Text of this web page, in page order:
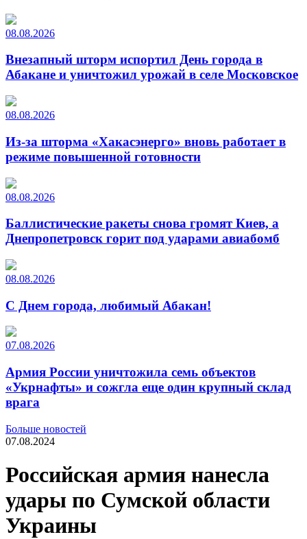
08.08.2026
Внезапный шторм испортил День города в
Абакане и уничтожил урожай в селе Московское
08.08.2026
Из-за шторма «Хакасэнерго» вновь работает в
режиме повышенной готовности
08.08.2026
Баллистические ракеты снова громят Киев, а
Днепропетровск горит под ударами авиабомб
08.08.2026
С Днем города, любимый Абакан!
07.08.2026
Армия России уничтожила семь объектов
«Укрнафты» и сожгла еще один крупный склад
врага
Больше новостей
07.08.2024
Российская армия нанесла
удары по Сумской области
Украины